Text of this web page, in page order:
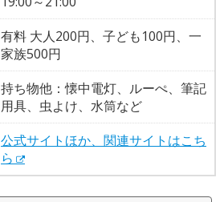
有料 大人200円、子ども100円、一
家族500円
持ち物他：懐中電灯、ルーぺ、筆記
用具、虫よけ、水筒など
公式サイトほか、関連サイトはこち
ら